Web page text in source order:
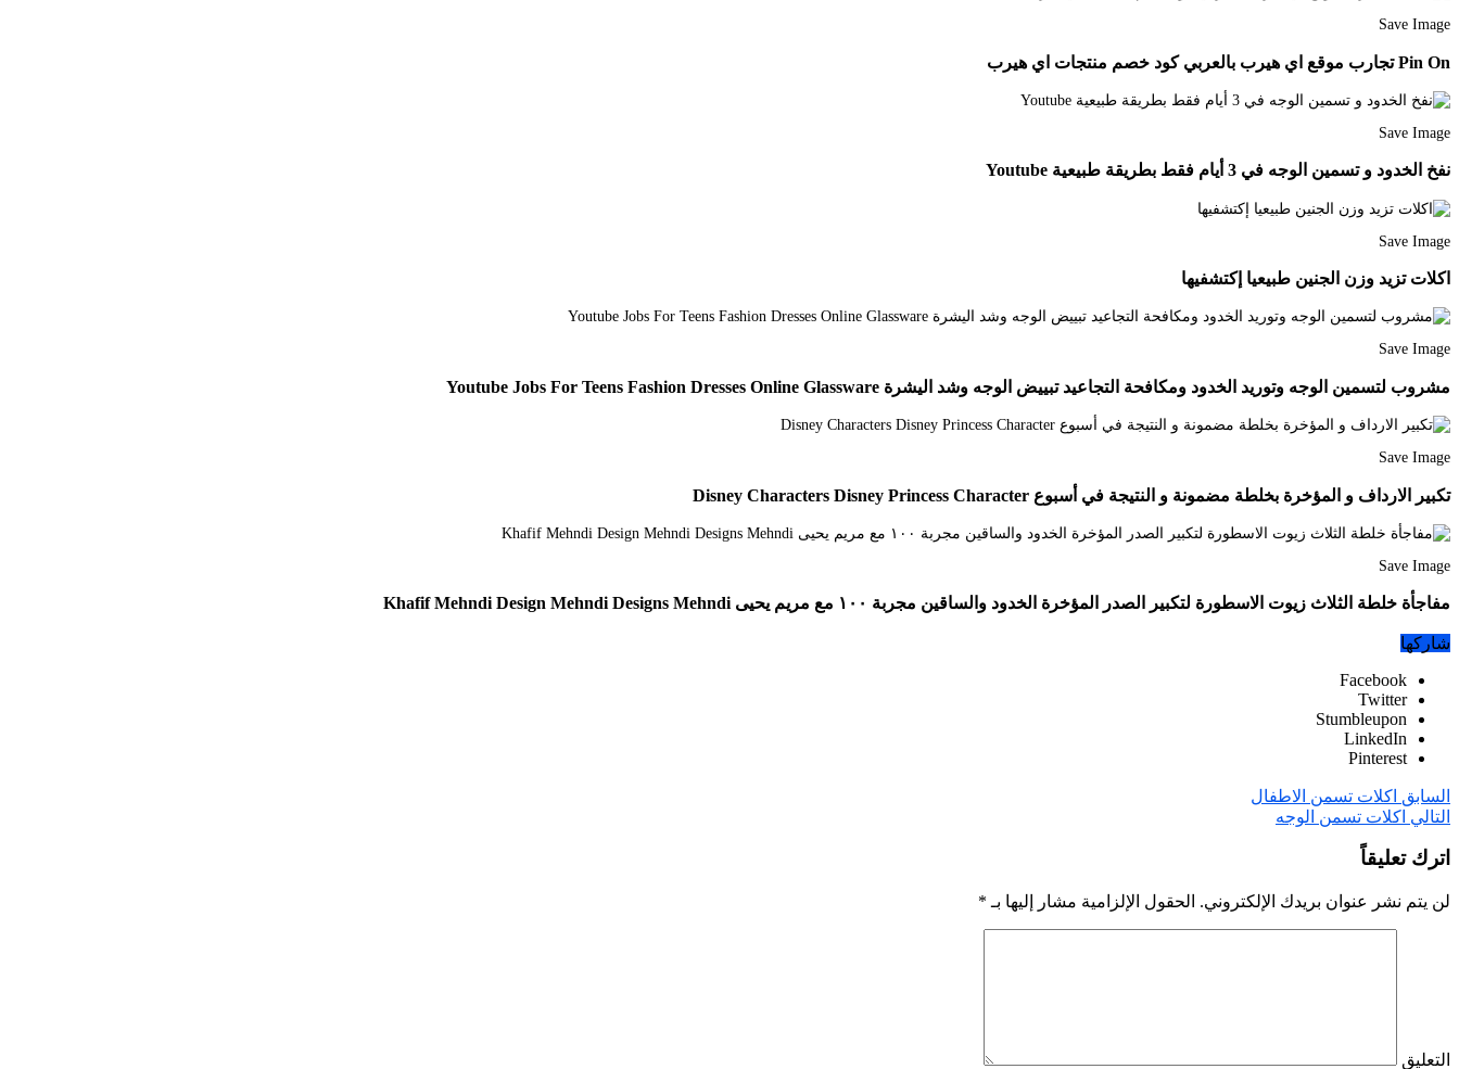
Save Image
Pin On تجارب موقع اي هيرب بالعربي كود خصم منتجات اي هيرب
Save Image
نفخ الخدود و تسمين الوجه في 3 أيام فقط بطريقة طبيعية Youtube
Save Image
اكلات تزيد وزن الجنين طبيعيا إكتشفيها
Save Image
مشروب لتسمين الوجه وتوريد الخدود ومكافحة التجاعيد تبييض الوجه وشد اليشرة Youtube Jobs For Teens Fashion Dresses Online Glassware
Save Image
تكبير الارداف و المؤخرة بخلطة مضمونة و النتيجة في أسبوع Disney Characters Disney Princess Character
Save Image
مفاجأة خلطة الثلاث زيوت الاسطورة لتكبير الصدر المؤخرة الخدود والساقين مجربة ١٠٠ مع مريم يحيى Khafif Mehndi Design Mehndi Designs Mehndi
شاركها
Facebook
Twitter
Stumbleupon
LinkedIn
Pinterest
السابق اكلات تسمن الاطفال
التالي اكلات تسمن الوجه
اترك تعليقاً
لن يتم نشر عنوان بريدك الإلكتروني. الحقول الإلزامية مشار إليها بـ *
التعليق